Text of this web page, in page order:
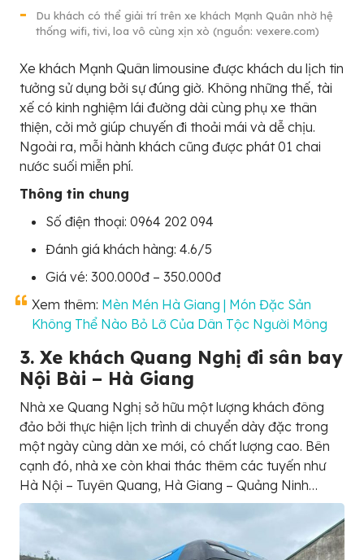
Du khách có thể giải trí trên xe khách Mạnh Quân nhờ hệ
thống wifi, tivi, loa vô cùng xịn xò (nguồn: vexere.com)
Xe khách Mạnh Quân limousine được khách du lịch tin
tưởng sử dụng bởi sự đúng giờ. Không những thế, tài
xế có kinh nghiệm lái đường dài cùng phụ xe thân
thiện, cởi mở giúp chuyến đi thoải mái và dễ chịu.
Ngoài ra, mỗi hành khách cũng được phát 01 chai
nước suối miễn phí.
Thông tin chung
Số điện thoại: 0964 202 094
Đánh giá khách hàng: 4.6/5
Giá vé: 300.000đ – 350.000đ
Xem thêm: Mèn Mén Hà Giang | Món Đặc Sản
Không Thể Nào Bỏ Lỡ Của Dân Tộc Người Mông
3. Xe khách Quang Nghị đi sân bay
Nội Bài – Hà Giang
Nhà xe Quang Nghị sở hữu một lượng khách đông
đảo bởi thực hiện lịch trình di chuyển dày đặc trong
một ngày cùng dàn xe mới, có chất lượng cao. Bên
cạnh đó, nhà xe còn khai thác thêm các tuyến như
Hà Nội – Tuyên Quang, Hà Giang – Quảng Ninh…